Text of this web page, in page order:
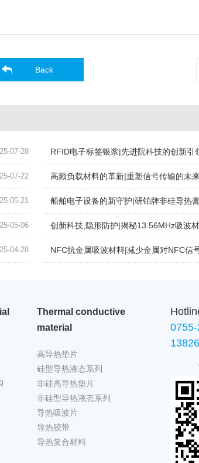
Back
07-28 RFID电子标签银浆|先进院科技的创新引
07-22 高频负载材料的革新|重塑信号传输的未
05-21 船舶电子设备的新守护|研铂牌非硅导热膏的
05-06 创新科技,隐形防护|揭秘13.56MHz吸波
04-28 NFC抗金属吸波材料|减少金属对NFC信号反射
Thermal conductive
material
高导热垫片
硅型导热液态系列
非硅高导热垫片
非硅型导热液态系列
导热吸波片
导热胶带
导热复合材料